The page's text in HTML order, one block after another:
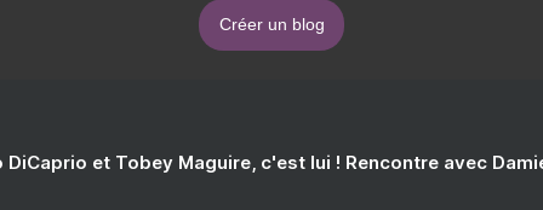
Créer un blog
DiCaprio et Tobey Maguire, c'est lui ! Rencontre avec